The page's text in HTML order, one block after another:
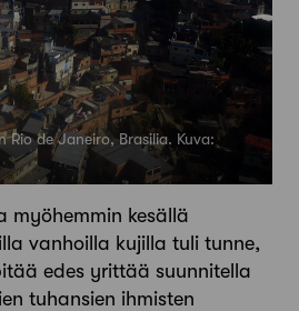
Rio de Janeiro, Brasilia. Kuva:
myöhemmin kesällä
vanhoilla kujilla tuli tunne,
edes yrittää suunnitella
tuhansien ihmisten